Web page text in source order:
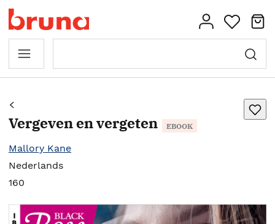
Vergeven en vergeten EBOOK
Mallory Kane
Nederlands
160